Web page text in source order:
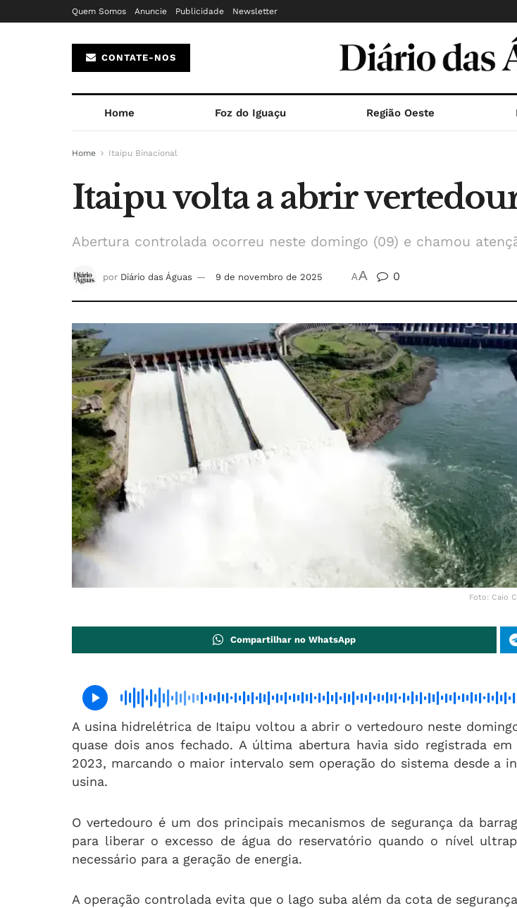
Quem Somos Anuncie Publicidade Newsletter
CONTATE-NOS
Home Foz do Iguaçu Região Oeste
Home Itaipu Binacional
Itaipu volta a abrir
Abertura controlada ocorreu neste domingo (09) e chamou
por Diário das Águas 9 de novembro de 2025 AA 0
Foto: Caio
Compartilhar no WhatsApp
A usina hidrelétrica de Itaipu voltou a abrir o vertedouro neste
quase dois anos fechado. A última abertura havia sido registrada em
2023, marcando o maior intervalo sem operação do sistema desde a
usina.
O vertedouro é um dos principais mecanismos de segurança da
para liberar o excesso de água do reservatório quando o nível
necessário para a geração de energia.
A operação controlada evita que o lago suba além da cota de